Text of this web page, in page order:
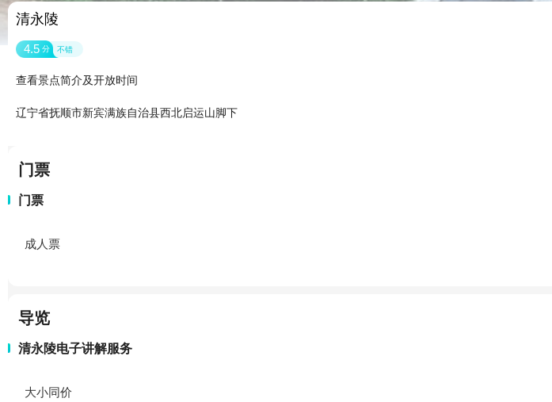
清永陵
4.5 分 不错
查看景点简介及开放时间
辽宁省抚顺市新宾满族自治县西北启运山脚下
门票
门票
成人票
导览
清永陵电子讲解服务
大小同价